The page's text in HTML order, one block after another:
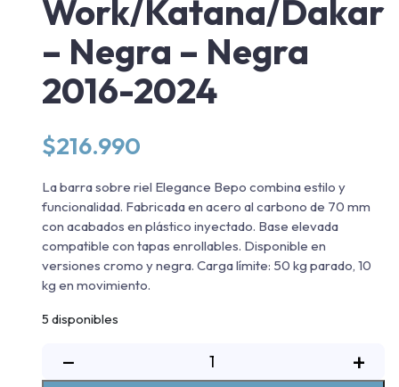
Work/Katana/Dakar
– Negra – Negra
2016-2024
$216.990
La barra sobre riel Elegance Bepo combina estilo y
funcionalidad. Fabricada en acero al carbono de 70 mm
con acabados en plástico inyectado. Base elevada
compatible con tapas enrollables. Disponible en
versiones cromo y negra. Carga límite: 50 kg parado, 10
kg en movimiento.
5 disponibles
−
Sobre
+